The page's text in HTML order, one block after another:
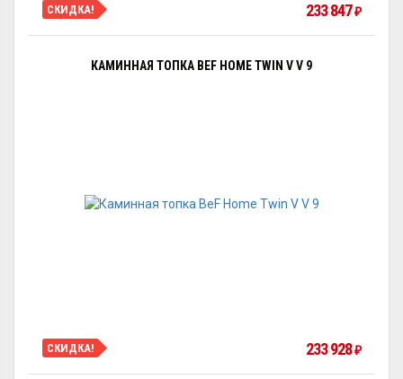
СКИДКА! 233 847₽
КАМИННАЯ ТОПКА BEF HOME TWIN V V 9
СКИДКА! 233 928₽